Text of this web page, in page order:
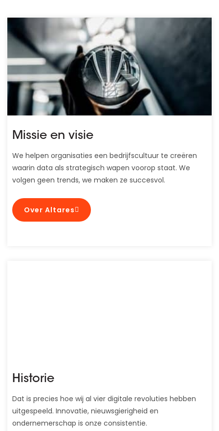
Missie en visie
We helpen organisaties een bedrijfscultuur te creëren
waarin data als strategisch wapen voorop staat. We
volgen geen trends, we maken ze succesvol.
Over Altares
Historie
Dat is precies hoe wij al vier digitale revoluties hebben
uitgespeeld. Innovatie, nieuwsgierigheid en
ondernemerschap is onze consistentie.